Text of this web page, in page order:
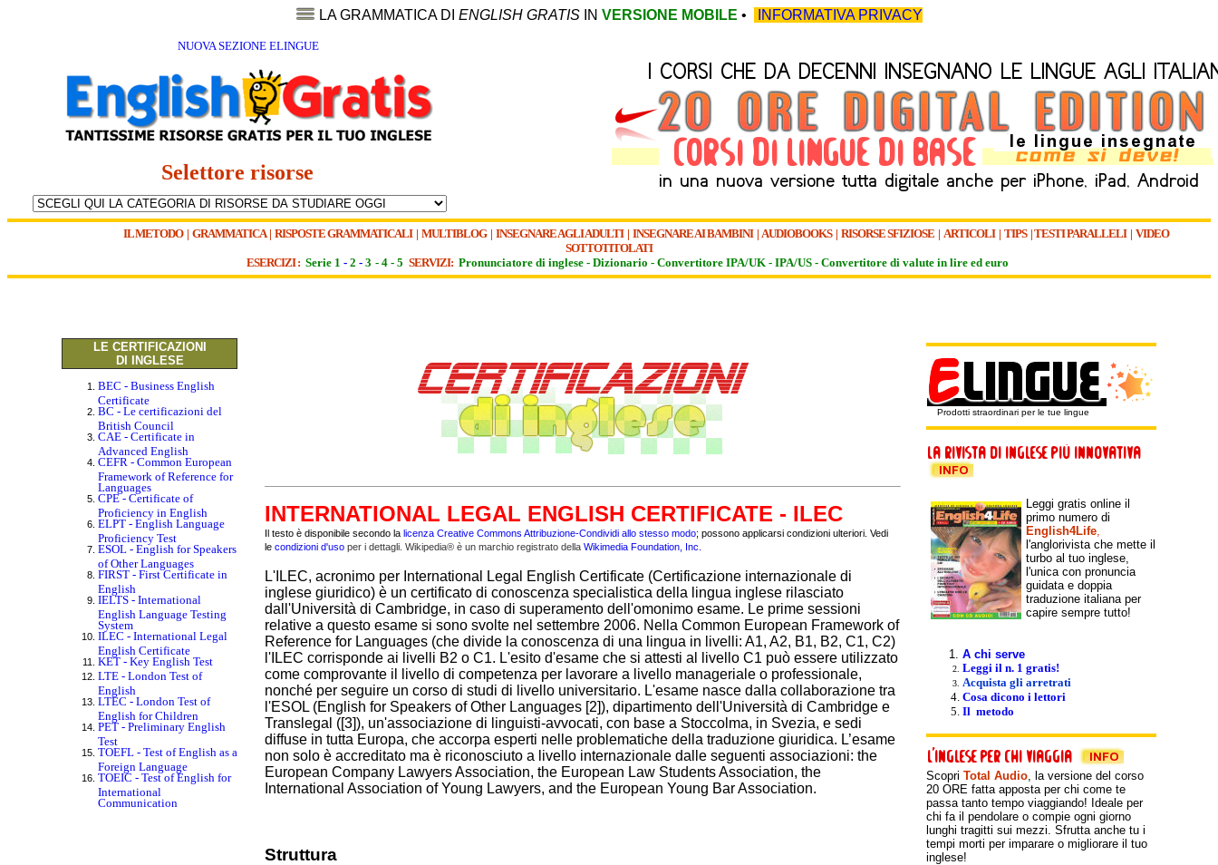
LA GRAMMATICA DI ENGLISH GRATIS IN VERSIONE MOBILE • INFORMATIVA PRIVACY
NUOVA SEZIONE ELINGUE
Selettore risorse
IL METODO| GRAMMATICA| RISPOSTE GRAMMATICALI| MULTIBLOG| INSEGNARE AGLI ADULTI | INSEGNARE AI BAMBINI| AUDIOBOOKS| RISORSE SFIZIOSE | ARTICOLI| TIPS|TESTI PARALLELI| VIDEO
SOTTOTITOLATI
ESERCIZI : Serie 1 -2 - 3 -4- 5 SERVIZI: Pronunciatore di inglese - Dizionario - Convertitore IPA/UK- IPA/US- Convertitore di valute in lire ed euro
LE CERTIFICAZIONI
DI INGLESE
BEC - Business English
Certificate
BC - Le certificazioni del
British Council
CAE - Certificate in
Advanced English
CEFR - Common European
Framework of Reference for
Languages
CPE - Certificate of
Proficiency in English
ELPT - English Language
Proficiency Test
ESOL - English for Speakers
of Other Languages
FIRST - First Certificate in
English
IELTS - International
English Language Testing
System
ILEC - International Legal
English Certificate
KET - Key English Test
LTE - London Test of
English
LTEC - London Test of
English for Children
PET - Preliminary English
Test
TOEFL - Test of English as a
Foreign Language
TOEIC - Test of English for
International
Communication
INTERNATIONAL LEGAL ENGLISH CERTIFICATE - ILEC
Il testo è disponibile secondo la licenza Creative Commons Attribuzione-Condividi allo stesso modo; possono applicarsi condizioni ulteriori. Vedi
le condizioni d'uso per i dettagli. Wikipedia® è un marchio registrato della Wikimedia Foundation, Inc.
L'ILEC, acronimo per International Legal English Certificate (Certificazione internazionale di
inglese giuridico) è un certificato di conoscenza specialistica della lingua inglese rilasciato
dall'Università di Cambridge, in caso di superamento dell'omonimo esame. Le prime sessioni
relative a questo esame si sono svolte nel settembre 2006. Nella Common European Framework of
Reference for Languages (che divide la conoscenza di una lingua in livelli: A1, A2, B1, B2, C1, C2)
l'ILEC corrisponde ai livelli B2 o C1. L'esito d'esame che si attesti al livello C1 può essere utilizzato
come comprovante il livello di competenza per lavorare a livello manageriale o professionale,
nonché per seguire un corso di studi di livello universitario. L'esame nasce dalla collaborazione tra
l'ESOL (English for Speakers of Other Languages [2]), dipartimento dell'Università di Cambridge e
Translegal ([3]), un'associazione di linguisti-avvocati, con base a Stoccolma, in Svezia, e sedi
diffuse in tutta Europa, che accorpa esperti nelle problematiche della traduzione giuridica. L’esame
non solo è accreditato ma è riconosciuto a livello internazionale dalle seguenti associazioni: the
European Company Lawyers Association, the European Law Students Association, the
International Association of Young Lawyers, and the European Young Bar Association.
Struttura
Prodotti straordinari per le tue lingue
Leggi gratis online il
primo numero di
English4Life,
l'anglorivista che mette il
turbo al tuo inglese,
l'unica con pronuncia
guidata e doppia
traduzione italiana per
capire sempre tutto!
A chi serve
Leggi il n. 1 gratis!
Acquista gli arretrati
Cosa dicono i lettori
Il metodo
Scopri Total Audio, la versione del corso
20 ORE fatta apposta per chi come te
passa tanto tempo viaggiando! Ideale per
chi fa il pendolare o compie ogni giorno
lunghi tragitti sui mezzi. Sfrutta anche tu i
tempi morti per imparare o migliorare il tuo
inglese!